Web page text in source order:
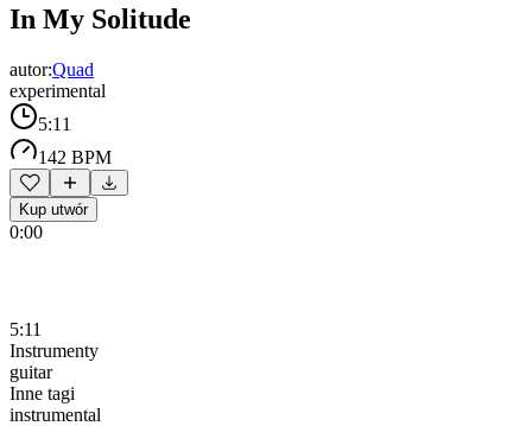
In My Solitude
autor:Quad
experimental
5:11
142 BPM
Kup utwór
0:00
5:11
Instrumenty
guitar
Inne tagi
instrumental